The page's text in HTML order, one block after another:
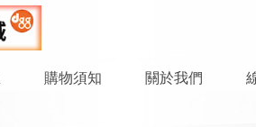
購物須知 關於我們